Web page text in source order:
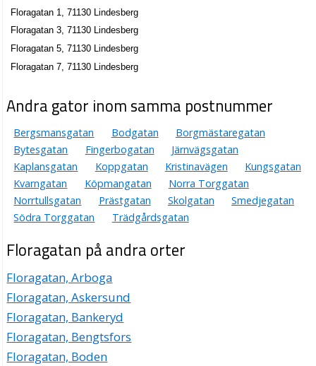
Floragatan 1, 71130 Lindesberg
Floragatan 3, 71130 Lindesberg
Floragatan 5, 71130 Lindesberg
Floragatan 7, 71130 Lindesberg
Andra gator inom samma postnummer
Bergsmansgatan Bodgatan
Borgmästaregatan
Bytesgatan
Fingerbogatan
Järnvägsgatan
Kaplansgatan
Koppgatan Kristinavägen
Kungsgatan
Kvarngatan
Köpmangatan
Norra Torggatan
Norrtullsgatan
Prästgatan Skolgatan
Smedjegatan
Södra Torggatan
Trädgårdsgatan
Floragatan på andra orter
Floragatan, Arboga
Floragatan, Askersund
Floragatan, Bankeryd
Floragatan, Bengtsfors
Floragatan, Boden